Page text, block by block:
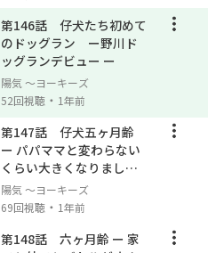
第146話 仔犬たち初めて
のドッグラン ー野川ド
ッグランデビュー ー
陽気 ～ヨーキーズ
52回視聴 ・ 1年前
第147話 仔犬五ヶ月齢
ー パパママと変わらない
くらい大きくなりました
ー
陽気 ～ヨーキーズ
69回視聴 ・ 1年前
第148話 六ヶ月齢 ー 家